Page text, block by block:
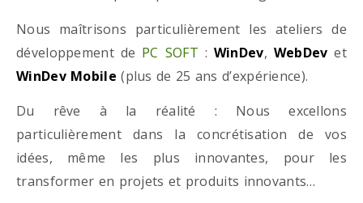
Nous maîtrisons particulièrement les ateliers de
développement de PC SOFT : WinDev, WebDev et
WinDev Mobile (plus de 25 ans d’expérience).
Du rêve à la réalité : Nous excellons
particulièrement dans la concrétisation de vos
idées, même les plus innovantes, pour les
transformer en projets et produits innovants…